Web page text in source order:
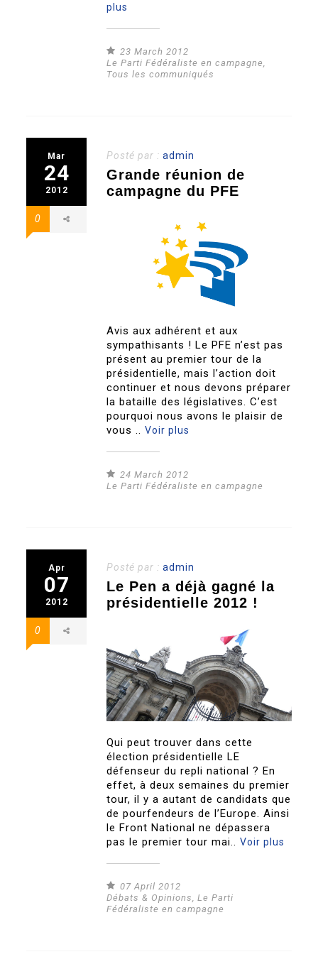
plus
23 March 2012
Le Parti Fédéraliste en campagne
Tous les communiqués
Mar
24
2012
0
Posté par :admin
Grande réunion de
campagne du PFE
Avis aux adhérent et aux
sympathisants ! Le PFE n’est pas
présent au premier tour de la
présidentielle, mais l’action doit
continuer et nous devons préparer
la bataille des législatives. C’est
pourquoi nous avons le plaisir de
vous ..Voir plus
24 March 2012
Le Parti Fédéraliste en campagne
Apr
07
2012
0
Posté par :admin
Le Pen a déjà gagné la
présidentielle 2012 !
Qui peut trouver dans cette
élection présidentielle LE
défenseur du repli national ? En
effet, à deux semaines du premier
tour, il y a autant de candidats que
de pourfendeurs de l’Europe. Ainsi
le Front National ne dépassera
pas le premier tour mai..Voir plus
07 April 2012
Débats & Opinions ,Le Parti
Fédéraliste en campagne